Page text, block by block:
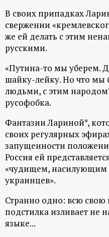
о
р
т
а
л
В своих припадках
свержении
же ей делать с этим
русскими.
«Путина-то мы уберем.
шайку-лейку. Но что мы
людьми, с этим
русофобка.
Фантазии Лариной*,
своих регулярных
запущенности
Россия ей
«чудищем,
украинцев».
Странно одно: всю свою
подстилка изливает не
языке...